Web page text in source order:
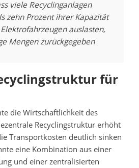
viele Recyclinganlagen
zehn Prozent ihrer Kapazität
auslasten,
Mengen zurückgegeben
für
die Wirtschaftlichkeit des
Recyclingstruktur erhöht
Transportkosten deutlich sinken
eine Kombination aus einer
und einer zentralisierten